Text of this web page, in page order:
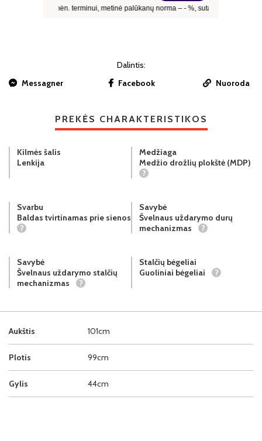
Dalintis:
Messagner
Facebook Nuoroda
PREKĖS CHARAKTERISTIKOS
Aukštis 101cm
Plotis 99cm
Gylis 44cm
Kilmės šalis
Lenkija
Medžiaga
Medžio drožlių plokštė (MDP)
?
Svarbu
Baldas tvirtinamas prie sienos
?
Savybė
Švelnaus uždarymo durų
mechanizmas
?
Savybė
Švelnaus uždarymo stalčių
mechanizmas
?
Stalčių bėgeliai
Guoliniai bėgeliai
?